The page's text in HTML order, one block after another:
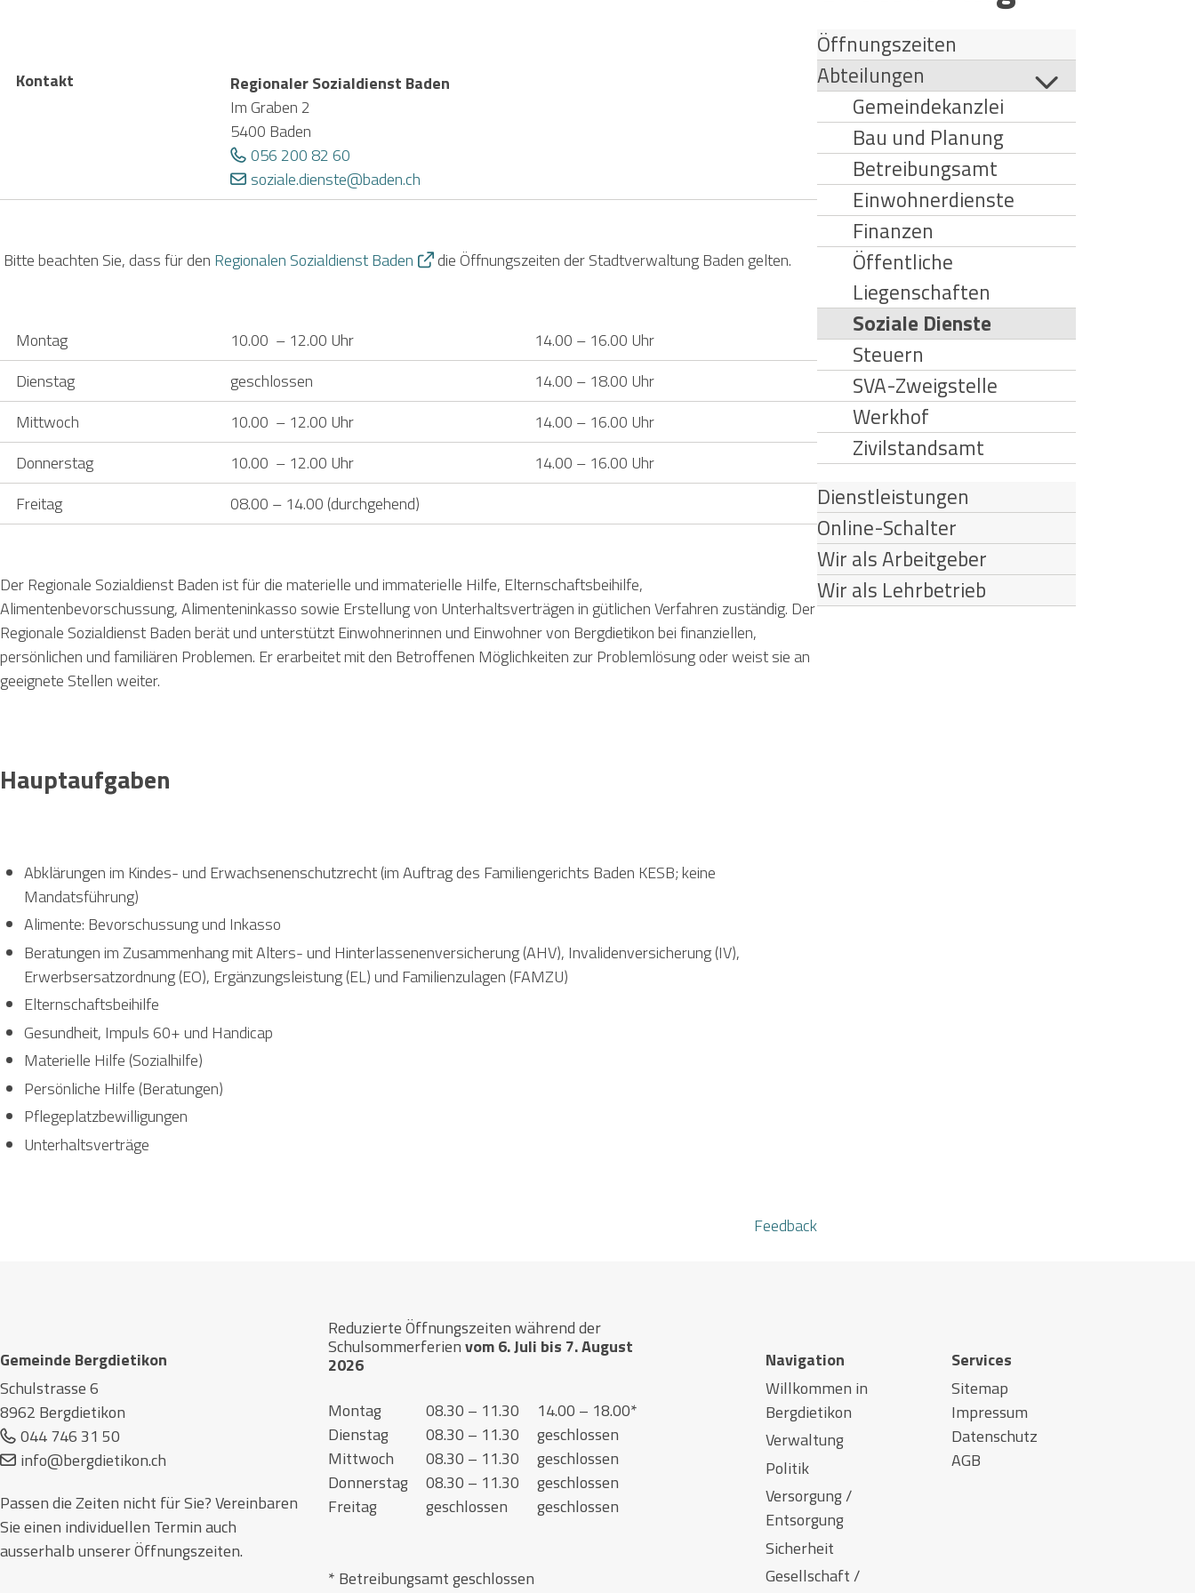
Öffnungszeiten
Abteilungen
Gemeindekanzlei
Bau und Planung
Betreibungsamt
Einwohnerdienste
Finanzen
Öffentliche
Liegenschaften
Soziale Dienste
Steuern
SVA-Zweigstelle
Werkhof
Zivilstandsamt
Dienstleistungen
Online-Schalter
Wir als Arbeitgeber
Wir als Lehrbetrieb
Kontakt
Regionaler Sozialdienst Baden
Im Graben 2
5400 Baden
056 200 82 60
soziale.dienste@baden.ch
Bitte beachten Sie, dass für den Regionalen Sozialdienst Baden die Öffnungszeiten der Stadtverwaltung Baden gelten.
Montag 10.00 – 12.00 Uhr
14.00 – 16.00 Uhr
Dienstag
geschlossen
14.00 – 18.00 Uhr
Mittwoch
10.00 – 12.00 Uhr
14.00 – 16.00 Uhr
Donnerstag
10.00 – 12.00 Uhr
14.00 – 16.00 Uhr
Freitag
08.00 – 14.00 (durchgehend)
Der Regionale Sozialdienst Baden ist für die materielle und immaterielle Hilfe, Elternschaftsbeihilfe,
Alimentenbevorschussung, Alimenteninkasso sowie Erstellung von Unterhaltsverträgen in gütlichen Verfahren zuständig. Der
Regionale Sozialdienst Baden berät und unterstützt Einwohnerinnen und Einwohner von Bergdietikon bei finanziellen,
persönlichen und familiären Problemen. Er erarbeitet mit den Betroffenen Möglichkeiten zur Problemlösung oder weist sie an
geeignete Stellen weiter.
Hauptaufgaben
Abklärungen im Kindes- und Erwachsenenschutzrecht (im Auftrag des Familiengerichts Baden KESB; keine
Mandatsführung)
Alimente: Bevorschussung und Inkasso
Beratungen im Zusammenhang mit Alters- und Hinterlassenenversicherung (AHV), Invalidenversicherung (IV),
Erwerbsersatzordnung (EO), Ergänzungsleistung (EL) und Familienzulagen (FAMZU)
Elternschaftsbeihilfe
Gesundheit, Impuls 60+ und Handicap
Materielle Hilfe (Sozialhilfe)
Persönliche Hilfe (Beratungen)
Pflegeplatzbewilligungen
Unterhaltsverträge
Feedback
Footer
Gemeinde Bergdietikon
Schulstrasse 6
8962 Bergdietikon
044 746 31 50
info@bergdietikon.ch
Passen die Zeiten nicht für Sie? Vereinbaren
Sie einen individuellen Termin auch
ausserhalb unserer Öffnungszeiten.
Reduzierte Öffnungszeiten während der
Schulsommerferienvom 6. Juli bis 7. August
2026
Montag
08.30 – 11.30 14.00 – 18.00*
Dienstag
08.30 – 11.30 geschlossen
Mittwoch
08.30 – 11.30 geschlossen
Donnerstag 08.30 – 11.30 geschlossen
Freitag
geschlossen geschlossen
* Betreibungsamt geschlossen
Navigation
Willkommen in
Bergdietikon
Verwaltung
Politik
Versorgung /
Entsorgung
Sicherheit
Gesellschaft /
Services
Sitemap
Impressum
Datenschutz
AGB